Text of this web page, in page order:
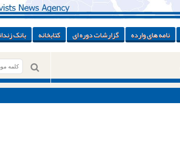
نامه های وارده گزارشات دوره ای کتابخانه بانک